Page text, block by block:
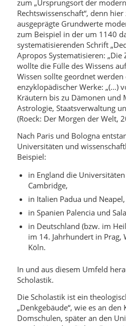
zum „Ursprungsort der
Rechtswissenschaft“, denn
ausgeprägte Grundwerte
zum Beispiel in der um 1140
systematisierenden Schrift
Apropos Systematisieren: „Die
wollte die Fülle des Wissens
Wissen sollte geordnet
enzyklopädischer Werke: „(…)
Kräutern bis zu Dämonen und
Astrologie, Staatsverwaltung
(Roeck: Der Morgen der Welt,
Nach Paris und Bologna
Universitäten und
Beispiel:
in England die
Cambridge,
in Italien Padua und Neapel,
in Spanien Palencia und
in Deutschland (bzw. im
im 14. Jahrhundert in Prag,
Köln.
In und aus diesem Umfeld
Scholastik.
Die Scholastik ist ein
„Denkgebäude“, wie es an den
Domschulen, später an den